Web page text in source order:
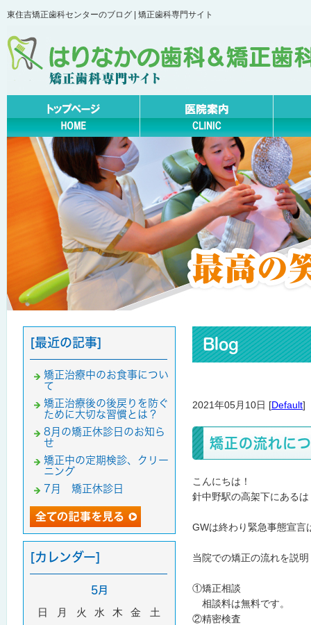
東住吉矯正歯科センターのブログ | 矯正歯科専門サイト
Blog
2021年05月10日 [Default]
矯正の流れに
こんにちは！
針中野駅の高架下にある
GWは終わり緊急事態宣言
当院での矯正の流れを説
①矯正相談
相談料は無料です。
②精密検査
[最近の記事]
矯正治療中のお食事につい
て
矯正治療後の後戻りを防ぐ
ために大切な習慣とは？
8月の矯正休診日のお知ら
せ
矯正中の定期検診、クリー
ニング
7月 矯正休診日
[カレンダー]
5月
日 月 火 水 木 金
土